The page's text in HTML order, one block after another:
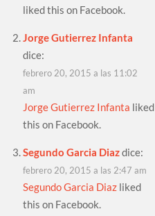
liked this on Facebook.
Jorge Gutierrez Infanta
dice:
febrero 20, 2015 a las 11:02
am
Jorge Gutierrez Infanta liked
this on Facebook.
Segundo Garcia Diazdice:
febrero 20, 2015 a las 2:47 am
Segundo Garcia Diaz liked
this on Facebook.